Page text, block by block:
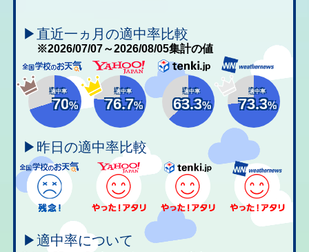
▶直近一ヵ月の適中率比較
※2026/07/07～2026/08/05集計の値
適中率
70%
適中率
76.7%
適中率
63.3%
適中率
73.3%
▶昨日の適中率比較
▶適中率について